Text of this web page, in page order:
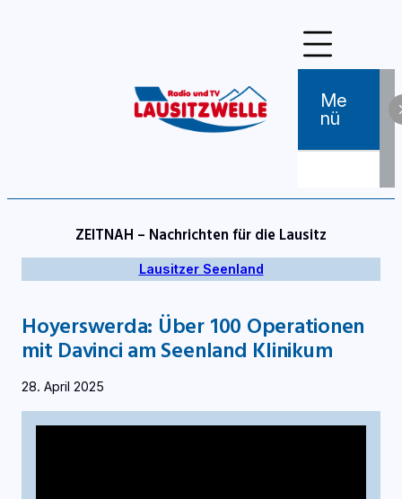
Me
Nü
ZEITNAH – Nachrichten für die Lausitz
Lausitzer Seenland
Hoyerswerda: Über 100 Operationen
mit Davinci am Seenland Klinikum
28. April 2025